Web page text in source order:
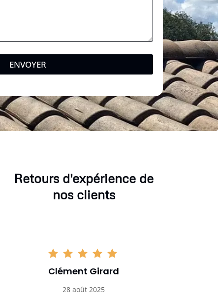
ENVOYER
Retours d'expérience de
nos clients
Clément Girard
28 août 2025